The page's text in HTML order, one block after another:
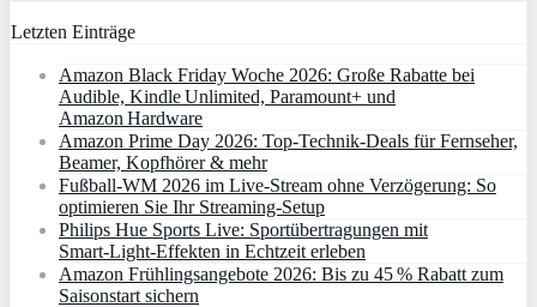
Letzten Einträge
Amazon Black Friday Woche 2026: Große Rabatte bei
Audible, Kindle Unlimited, Paramount+ und
Amazon Hardware
Amazon Prime Day 2026: Top-Technik-Deals für Fernseher,
Beamer, Kopfhörer & mehr
Fußball-WM 2026 im Live-Stream ohne Verzögerung: So
optimieren Sie Ihr Streaming-Setup
Philips Hue Sports Live: Sportübertragungen mit
Smart‑Light‑Effekten in Echtzeit erleben
Amazon Frühlingsangebote 2026: Bis zu 45 % Rabatt zum
Saisonstart sichern